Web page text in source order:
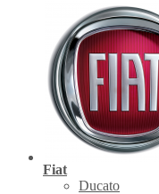
Fiat
Ducato